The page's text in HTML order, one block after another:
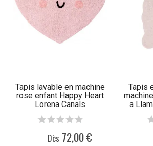
Tapis lavable en machine
rose enfant Happy Heart
Lorena Canals
Dès 72,00 €
Tapis
a